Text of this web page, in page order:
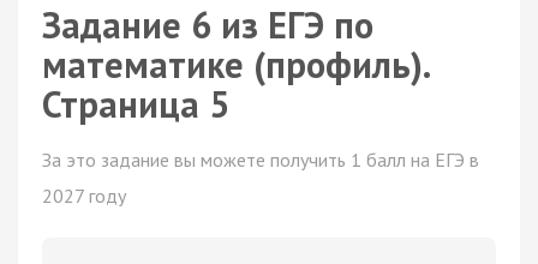
Задание 6 из ЕГЭ по
математике (профиль).
Страница 5
За это задание вы можете получить 1 балл на ЕГЭ в
2027 году